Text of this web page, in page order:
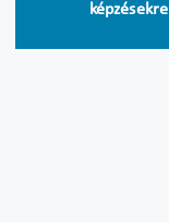
képzésekre